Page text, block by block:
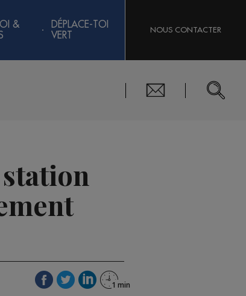
&
DÉPLACE-TOI
VERT
NOUS CONTACTER